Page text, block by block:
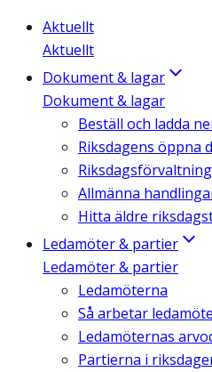
Aktuellt
Aktuellt
Dokument & lagar
Dokument & lagar
Beställ och ladda
Riksdagens öppna
Allmänna
Hitta äldre
Ledamöter & partier
Ledamöter & partier
Ledamöterna
Så arbetar
Ledamöternas
Partierna i